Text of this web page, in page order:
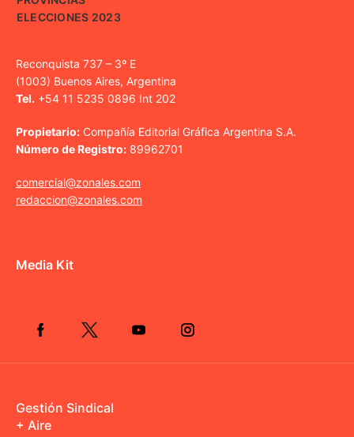
ELECCIONES 2023
Reconquista 737 – 3º E
(1003) Buenos Aires, Argentina
Tel. +54 11 5235 0896 Int 202
Propietario: Compañía Editorial Gráfica Argentina S.A.
Número de Registro: 89962701
comercial@zonales.com
redaccion@zonales.com
Media Kit
Gestión Sindical
+ Aire